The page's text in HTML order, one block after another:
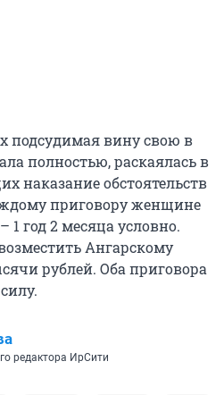
подсудимая вину свою в
полностью, раскаялась в
наказание обстоятельств
приговору женщине
1 год 2 месяца условно.
Ангарскому
рублей. Оба приговора
редактора ИрСити